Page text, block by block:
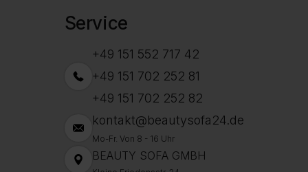
Service
+49 151 552 717 42
+49 151 702 252 81
+49 151 702 252 82
kontakt@beautysofa24.de
Mo-Fr. Von 8 - 16 Uhr
BEAUTY SOFA GMBH